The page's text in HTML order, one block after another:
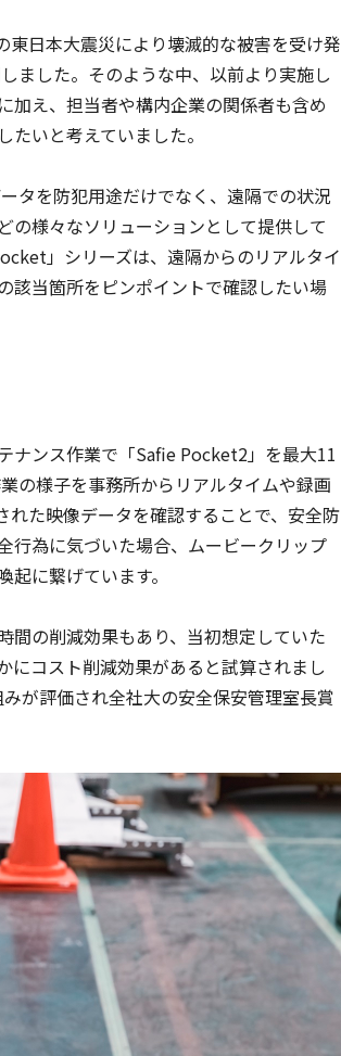
日本大震災により壊滅的な被害を受け発
ました。そのような中、以前より実施し
加え、担当者や構内企業の関係者も含め
いと考えていました。
タを防犯用途だけでなく、遠隔での状況
の様々なソリューションとして提供して
」シリーズは、遠隔からのリアルタイ
該当箇所をピンポイントで確認したい場
ナンス作業で「Safie Pocket2」を最大11
の様子を事務所からリアルタイムや録画
た映像データを確認することで、安全防
行為に気づいた場合、ムービークリップ
に繋げています。
の削減効果もあり、当初想定していた
にコスト削減効果があると試算されまし
が評価され全社大の安全保安管理室長賞